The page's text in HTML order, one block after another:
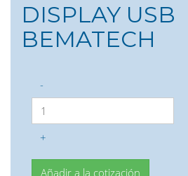
DISPLAY USB
BEMATECH
-
+